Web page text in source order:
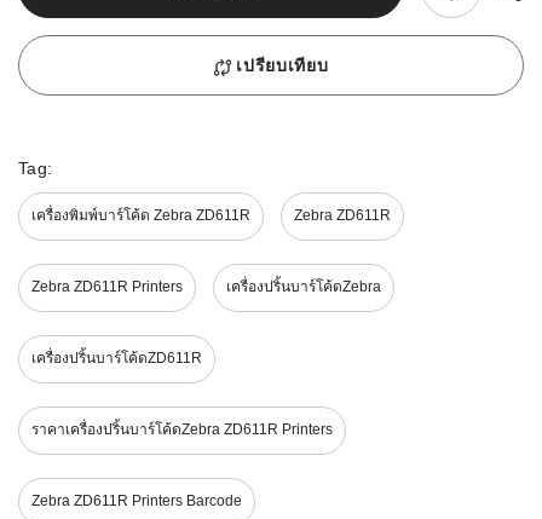
เปรียบเทียบ
Tag:
เครื่องพิมพ์บาร์โค้ด Zebra ZD611R Zebra ZD611R
Zebra ZD611R Printers เครื่องปริ้นบาร์โค้ดZebra
เครื่องปริ้นบาร์โค้ดZD611R
ราคาเครื่องปริ้นบาร์โค้ดZebra ZD611R Printers
Zebra ZD611R Printers Barcode